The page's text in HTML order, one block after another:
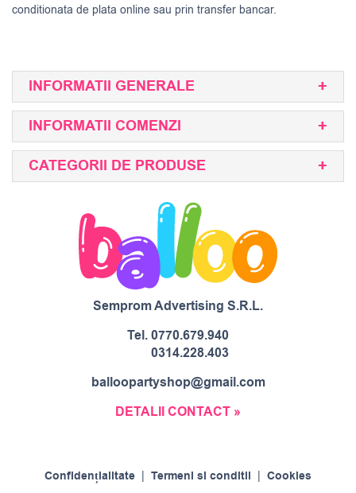
conditionata de plata online sau prin transfer bancar.
INFORMATII GENERALE
INFORMATII COMENZI
CATEGORII DE PRODUSE
Semprom Advertising S.R.L.
Tel.0770.679.940
0314.228.403
balloopartyshop@gmail.com
DETALII CONTACT »
Confidențialitate Termeni si conditii Cookies